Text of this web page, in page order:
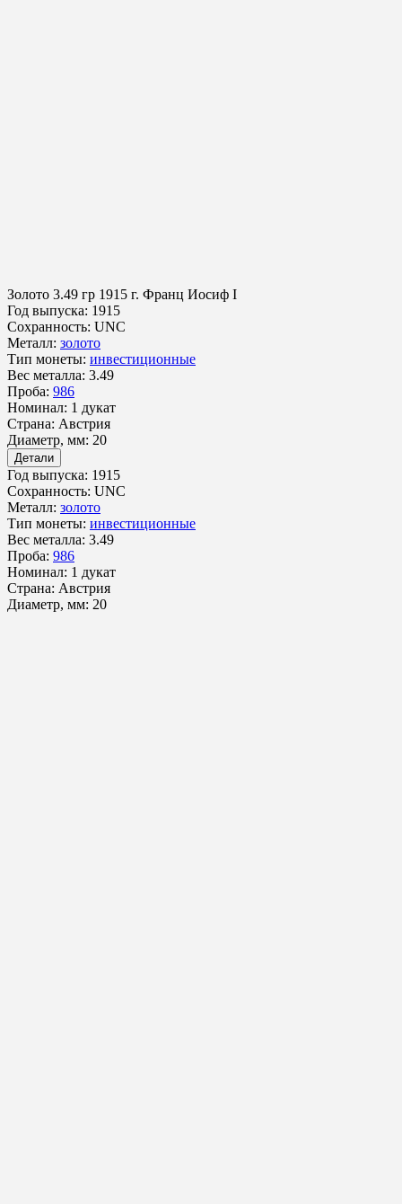
Золото 3.49 гр 1915 г. Франц Иосиф I
Год выпуска: 1915
Сохранность: UNC
Металл: золото
Тип монеты: инвестиционные
Вес металла: 3.49
Проба: 986
Номинал: 1 дукат
Страна: Австрия
Диаметр, мм: 20
Детали
Год выпуска: 1915
Сохранность: UNC
Металл: золото
Тип монеты: инвестиционные
Вес металла: 3.49
Проба: 986
Номинал: 1 дукат
Страна: Австрия
Диаметр, мм: 20